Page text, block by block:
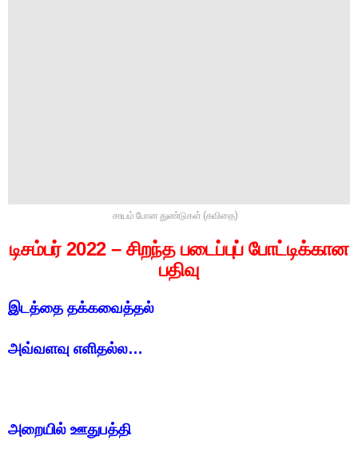
சாயம் போன துண்டுகள் (கவிதை)
டிசம்பர் 2022 – சிறந்த படைப்புப் போட்டிக்கான
பதிவு
இடத்தை தக்கவைத்தல்
அவ்வளவு எளிதல்ல…
அறையில் ஊதுபத்தி